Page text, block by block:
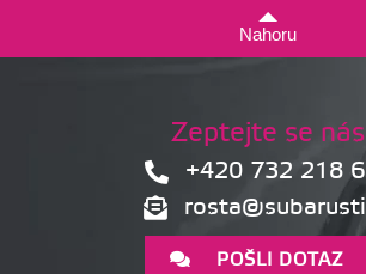
Nahoru
Zeptejte se nás
+420 732 218
POŠLI DOTAZ